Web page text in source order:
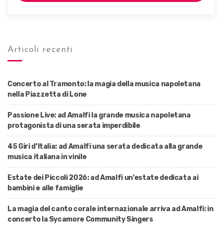
Articoli recenti
Concerto al Tramonto: la magia della musica napoletana
nella Piazzetta di Lone
Passione Live: ad Amalfi la grande musica napoletana
protagonista di una serata imperdibile
45 Giri d’Italia: ad Amalfi una serata dedicata alla grande
musica italiana in vinile
Estate dei Piccoli 2026: ad Amalfi un’estate dedicata ai
bambini e alle famiglie
La magia del canto corale internazionale arriva ad Amalfi: in
concerto la Sycamore Community Singers